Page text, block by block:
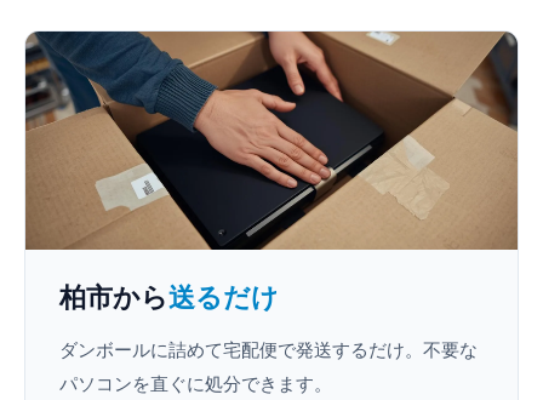
柏市から送るだけ
ダンボールに詰めて宅配便で発送するだけ。不要な
パソコンを直ぐに処分できます。